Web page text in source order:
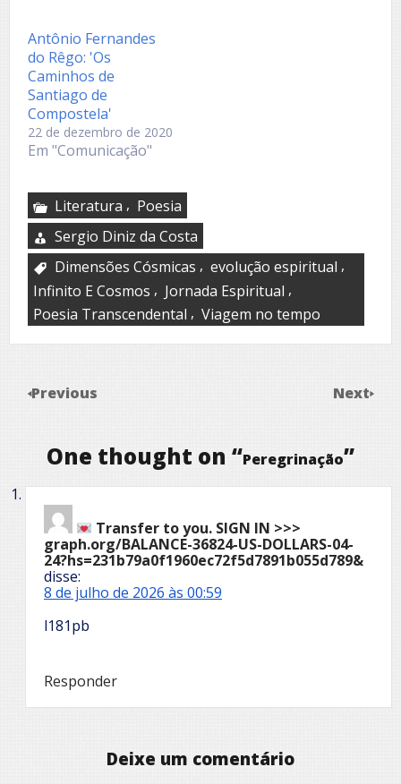
Antônio Fernandes
do Rêgo: 'Os
Caminhos de
Santiago de
Compostela'
22 de dezembro de 2020
Em "Comunicação"
Literatura , Poesia
Sergio Diniz da Costa
Dimensões Cósmicas , evolução espiritual ,
Infinito E Cosmos , Jornada Espiritual ,
Poesia Transcendental , Viagem no tempo
Previous Next
One thought on “Peregrinação”
Transfer to you. SIGN IN >>>
graph.org/BALANCE-36824-US-DOLLARS-04-
24?hs=231b79a0f1960ec72f5d7891b055d789&
disse:
8 de julho de 2026 às 00:59
l181pb
Responder
Deixe um comentário